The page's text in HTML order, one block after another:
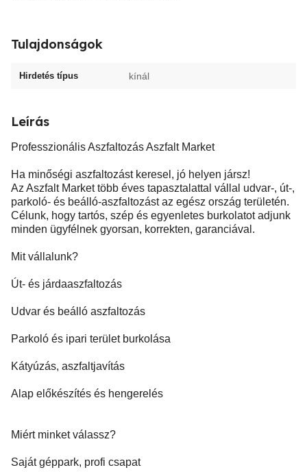
Tulajdonságok
Hirdetés típus kínál
Leírás
Professzionális Aszfaltozás Aszfalt Market
Ha minőségi aszfaltozást keresel, jó helyen jársz!
Az Aszfalt Market több éves tapasztalattal vállal udvar-, út-,
parkoló- és beálló-aszfaltozást az egész ország területén.
Célunk, hogy tartós, szép és egyenletes burkolatot adjunk
minden ügyfélnek gyorsan, korrekten, garanciával.
Mit vállalunk?
Út- és járdaaszfaltozás
Udvar és beálló aszfaltozás
Parkoló és ipari terület burkolása
Kátyúzás, aszfaltjavítás
Alap előkészítés és hengerelés
Miért minket válassz?
Saját géppark, profi csapat